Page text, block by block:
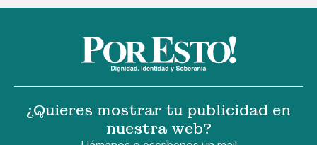
¿Quieres mostrar tu publicidad en
nuestra web?